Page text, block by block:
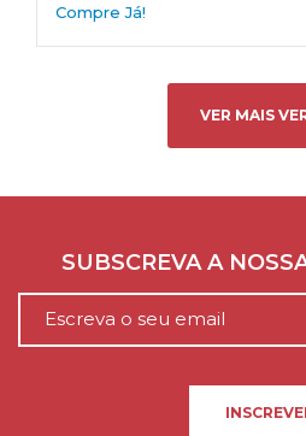
Compre Já!
VER MAIS
SUBSCREVA A